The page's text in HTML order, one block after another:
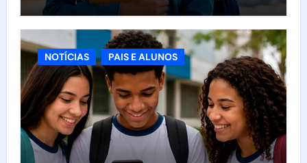
pelas vagas; veja o que acontece
agora
NOTÍCIAS PAIS E ALUNOS